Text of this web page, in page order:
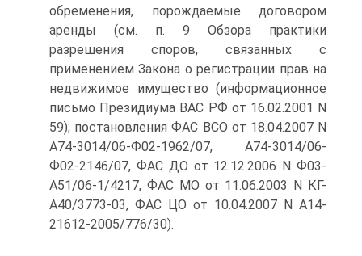
обременения, порождаемые договором
аренды (см. п. 9 Обзора практики
разрешения споров, связанных с
применением Закона о регистрации прав на
недвижимое имущество (информационное
письмо Президиума ВАС РФ от 16.02.2001 N
59); постановления ФАС ВСО от 18.04.2007 N
А74-3014/06-Ф02-1962/07, А74-3014/06-
Ф02-2146/07, ФАС ДО от 12.12.2006 N Ф03-
А51/06-1/4217, ФАС МО от 11.06.2003 N КГ-
А40/3773-03, ФАС ЦО от 10.04.2007 N А14-
21612-2005/776/30).